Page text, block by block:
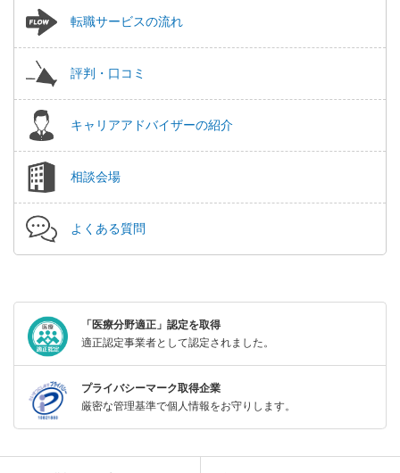
転職サービスの流れ
評判・口コミ
キャリアアドバイザーの紹介
相談会場
よくある質問
「医療分野適正」認定を取得
適正認定事業者として認定されました。
プライバシーマーク取得企業
厳密な管理基準で個人情報をお守りします。